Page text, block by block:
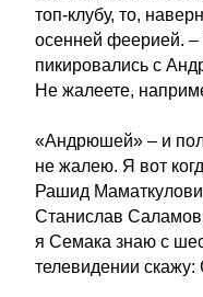
топ-клубу, то,
осенней феерией. –
пикировались с
Не жалеете,
«Андрюшей» – и
не жалею. Я вот
Рашид
Станислав
я Семака знаю с
телевидении скажу: